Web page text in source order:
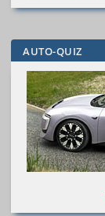
AUTO-QUIZ